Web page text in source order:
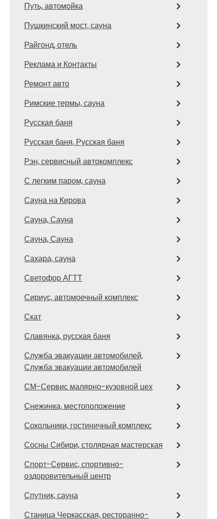
Путь, автомойка
Пушкинский мост, сауна
Райгонд, отель
Реклама и Контакты
Ремонт авто
Римские термы, сауна
Русская баня
Русская баня, Русская баня
Рэн, сервисный автокомплекс
С легким паром, сауна
Сауна на Кирова
Сауна, Сауна
Сауна, Сауна
Сахара, сауна
Светофор АГТТ
Сириус, автомоечный комплекс
Скат
Славянка, русская баня
Служба эвакуации автомобилей,
Служба эвакуации автомобилей
СМ-Сервис малярно-кузовной цех
Снежинка, местоположение
Сокольники, гостиничный комплекс
Сосны Сибири, столярная мастерская
Спорт-Сервис, спортивно-
оздоровительный центр
Спутник, сауна
Станица Черкасская, ресторанно-